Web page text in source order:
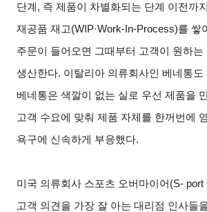
단계, 즉 제품이 차별화되는 단계 이전까
재공품 재고(WIP·Work-In-Process)를 쌓
주문이 들어오면 그때부터 고객이 원하는
생산한다. 이탈리아 의류회사인 베네통도
베네통은 색깔이 없는 실로 우선 제품을
고객 수요에 맞춰 제품 자체를 한꺼번에
욕구에 신속하게 부응했다.
미국 의류회사 스포츠 오버마이어(S- port
고객 의견을 가장 잘 아는 대리점 인사들